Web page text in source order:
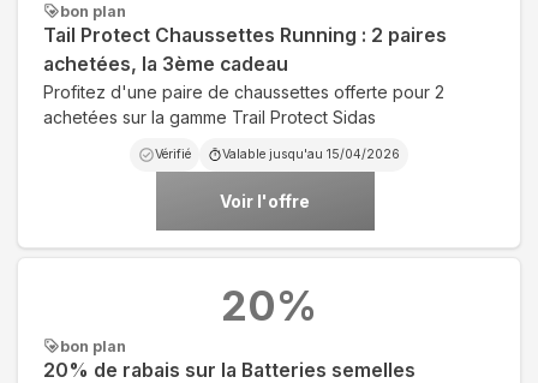
bon plan
Tail Protect Chaussettes Running : 2 paires
achetées, la 3ème cadeau
Profitez d'une paire de chaussettes offerte pour 2
achetées sur la gamme Trail Protect Sidas
Vérifié Valable jusqu'au 15/04/2026
Voir l'offre
bon plan
20% de rabais sur la Batteries semelles
20%